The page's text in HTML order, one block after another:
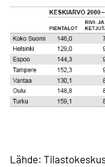
Lähde: